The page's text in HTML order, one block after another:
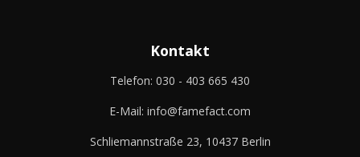
Kontakt
Telefon: 030 - 403 665 430
E-Mail: info@famefact.com
Schliemannstraße 23, 10437 Berlin